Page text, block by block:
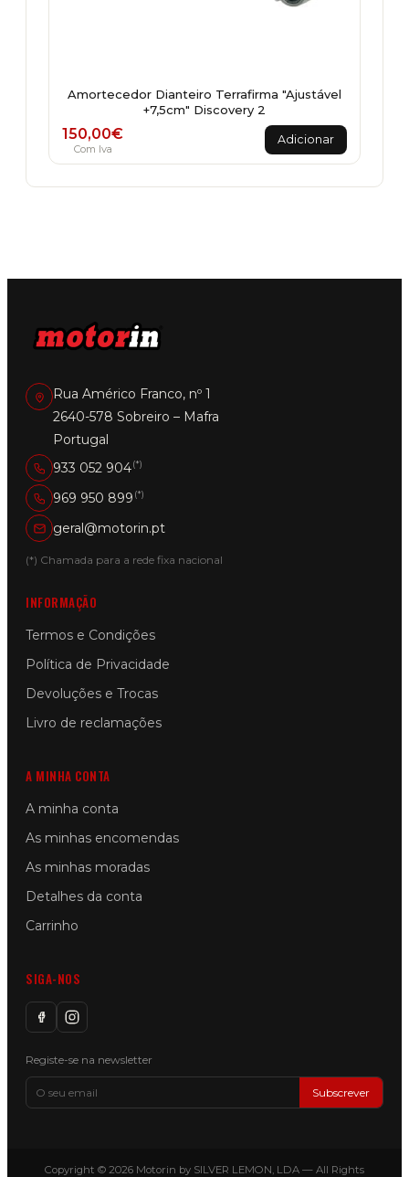
Amortecedor Dianteiro Terrafirma "Ajustável
+7,5cm" Discovery 2
150,00€
Com Iva
Adicionar
Rua Américo Franco, nº 1
2640-578 Sobreiro – Mafra
Portugal
933 052 904(*)
969 950 899 (*)
geral@motorin.pt
(*) Chamada para a rede fixa nacional
INFORMAÇÃO
Termos e Condições
Política de Privacidade
Devoluções e Trocas
Livro de reclamações
A MINHA CONTA
A minha conta
As minhas encomendas
As minhas moradas
Detalhes da conta
Carrinho
SIGA-NOS
Registe-se na newsletter
Subscrever
Copyright © 2026 Motorin by SILVER LEMON, LDA — All Rights